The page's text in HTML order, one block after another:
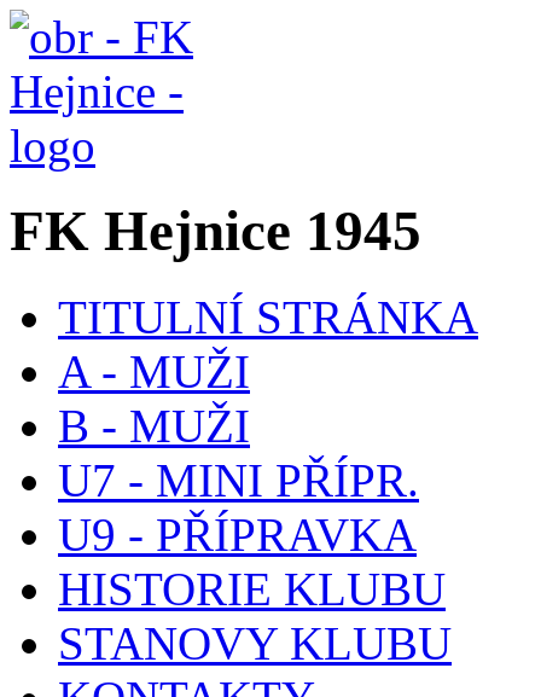
FK Hejnice 1945
TITULNÍ STRÁNKA
A - MUŽI
B - MUŽI
U7 - MINI PŘÍPR.
U9 - PŘÍPRAVKA
HISTORIE KLUBU
STANOVY KLUBU